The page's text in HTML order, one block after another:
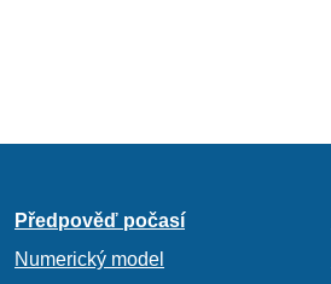
Předpověď počasí
Numerický model